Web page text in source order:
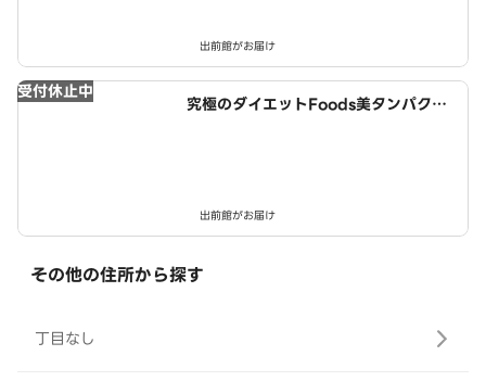
出前館がお届け
受付休止中
究極のダイエットFoods美タンパクラ
出前館がお届け
その他の住所から探す
丁目なし